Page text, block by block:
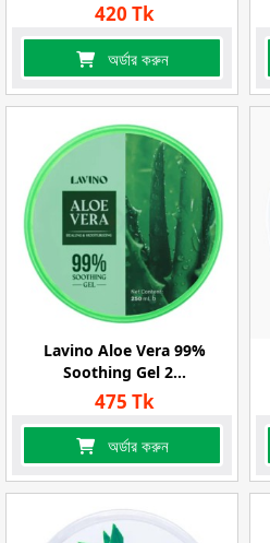
420 Tk
অর্ডার করুন
Lavino Aloe Vera 99%
Soothing Gel 2...
475 Tk
অর্ডার করুন